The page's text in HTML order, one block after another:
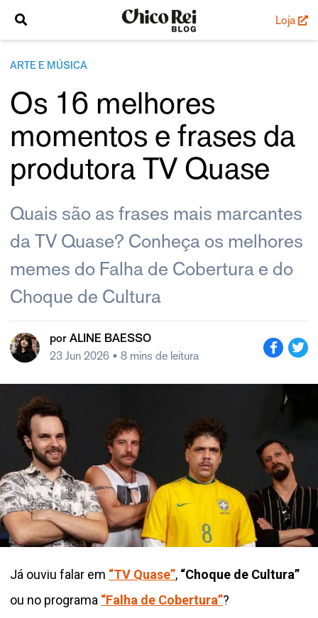
Loja
ARTE E MÚSICA
Os 16 melhores
momentos e frases da
produtora TV Quase
Quais são as frases mais marcantes
da TV Quase? Conheça os melhores
memes do Falha de Cobertura e do
Choque de Cultura
por ALINE BAESSO
23 Jun 2026 • 8 mins de leitura
Já ouviu falar em “TV Quase”, “Choque de Cultura”
ou no programa “Falha de Cobertura”?